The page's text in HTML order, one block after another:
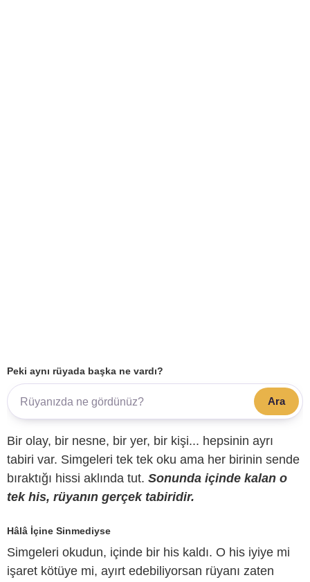
Peki aynı rüyada başka ne vardı?
Ara
Bir olay, bir nesne, bir yer, bir kişi... hepsinin ayrı
tabiri var. Simgeleri tek tek oku ama her birinin sende
bıraktığı hissi aklında tut. Sonunda içinde kalan o
tek his, rüyanın gerçek tabiridir.
Hâlâ İçine Sinmediyse
Simgeleri okudun, içinde bir his kaldı. O his iyiye mi
işaret kötüye mi, ayırt edebiliyorsan rüyanı zaten